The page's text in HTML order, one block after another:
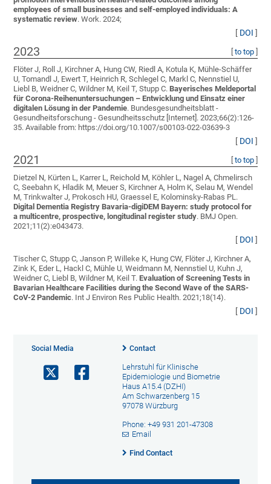
employees of small businesses and self-employed individuals: A
systematic review. Work. 2024;
[ DOI ]
2023 to top]
Flöter J, Roll J, Kirchner A, Hung CW, Riedl A, Kotula K, Mühle-Schäffer
U, Tomandl J, Ewert T, Heinrich R, Schlegel C, Markl C, Nennstiel U,
Liebl B, Weidner C, Wildner M, Keil T, Stupp C.Bayerisches Meldeportal
für Corona-Reihenuntersuchungen – Entwicklung und Einsatz einer
digitalen Lösung in der Pandemie. Bundesgesundheitsblatt -
Gesundheitsforschung - Gesundheitsschutz [Internet]. 2023;66(2):126-
35. Available from: https://doi.org/10.1007/s00103-022-03639-3
[ DOI ]
2021 to top]
Dietzel N, Kürten L, Karrer L, Reichold M, Köhler L, Nagel A, Chmelirsch
C, Seebahn K, Hladik M, Meuer S, Kirchner A, Holm K, Selau M, Wendel
M, Trinkwalter J, Prokosch HU, Graessel E, Kolominsky-Rabas PL.
Digital Dementia Registry Bavaria-digiDEM Bayern: study protocol for
a multicentre, prospective, longitudinal register study. BMJ Open.
2021;11(2):e043473.
[ DOI ]
Tischer C, Stupp C, Janson P, Willeke K, Hung CW, Flöter J, Kirchner A,
Zink K, Eder L, Hackl C, Mühle U, Weidmann M, Nennstiel U, Kuhn J,
Weidner C, Liebl B, Wildner M, Keil T.Evaluation of Screening Tests in
Bavarian Healthcare Facilities during the Second Wave of the SARS-
CoV-2 Pandemic. Int J Environ Res Public Health. 2021;18(14).
[ DOI ]
Social Media Contact
Lehrstuhl für Klinische
Epidemiologie und Biometrie
Haus A15.4 (DZHI)
Am Schwarzenberg 15
97078 Würzburg
Phone: +49 931 201-47308
Email
Find Contact